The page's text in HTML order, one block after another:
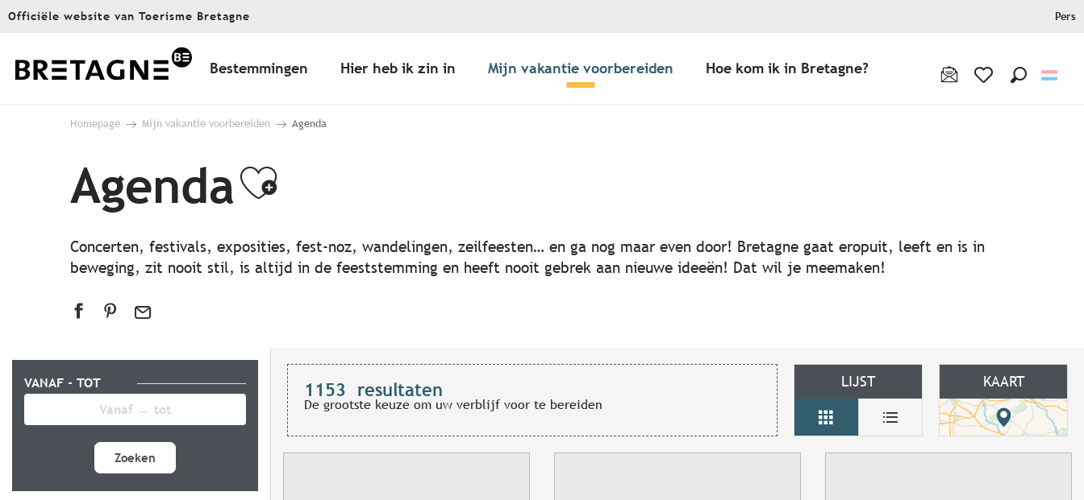
Aller
principal
Officiële website van Toerisme Bretagne Pers
Bestemmingen Hier heb ik zin in Mijn vakantie voorbereiden Hoe kom ik in Bretagne?
Homepage Mijn vakantie voorbereiden Agenda
AgendaAjouter aux favoris
Concerten, festivals, exposities, fest-noz, wandelingen, zeilfeesten… en ga nog maar even door! Bretagne gaat eropuit, leeft en is in
beweging, zit nooit stil, is altijd in de feeststemming en heeft nooit gebrek aan nieuwe ideeën! Dat wil je meemaken!
VANAF - TOT
Zoeken
1153 resultaten
De grootste keuze om uw verblijf voor te bereiden
LIJST KAART